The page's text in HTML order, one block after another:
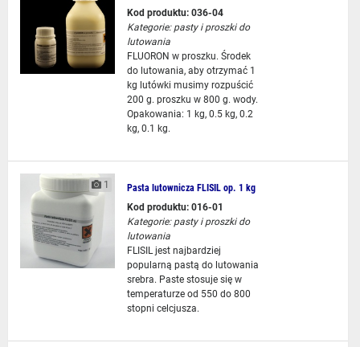
Kod produktu: 036-04
Kategorie: pasty i proszki do
lutowania
FLUORON w proszku. Środek
do lutowania, aby otrzymać 1
kg lutówki musimy rozpuścić
200 g. proszku w 800 g. wody.
Opakowania: 1 kg, 0.5 kg, 0.2
kg, 0.1 kg.
1
Pasta lutownicza FLISIL op. 1 kg
Kod produktu: 016-01
Kategorie: pasty i proszki do
lutowania
FLISIL jest najbardziej
popularną pastą do lutowania
srebra. Paste stosuje się w
temperaturze od 550 do 800
stopni celcjusza.